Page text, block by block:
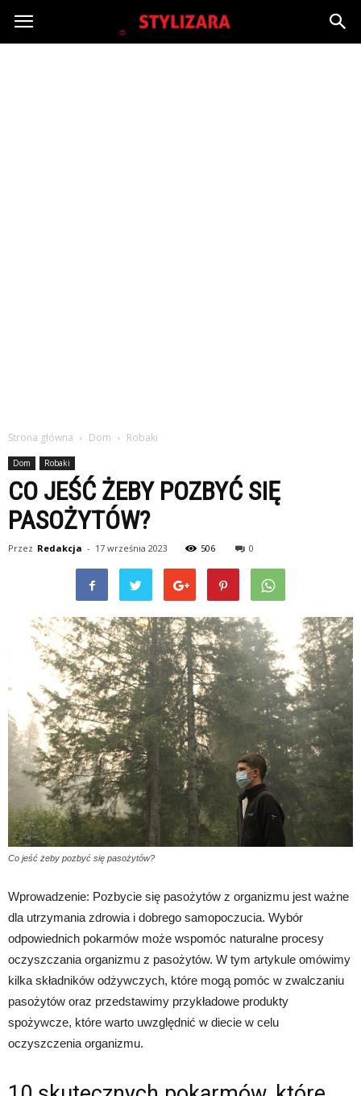
Stylizara.pl
Strona główna Dom Robaki
Dom Robaki
CO JEŚĆ ŻEBY POZBYĆ SIĘ
PASOŻYTÓW?
Przez Redakcja - 17 września 2023 506 0
Co jeść żeby pozbyć się pasożytów?
Wprowadzenie: Pozbycie się pasożytów z organizmu jest ważne
dla utrzymania zdrowia i dobrego samopoczucia. Wybór
odpowiednich pokarmów może wspomóc naturalne procesy
oczyszczania organizmu z pasożytów. W tym artykule omówimy
kilka składników odżywczych, które mogą pomóc w zwalczaniu
pasożytów oraz przedstawimy przykładowe produkty
spożywcze, które warto uwzględnić w diecie w celu
oczyszczenia organizmu.